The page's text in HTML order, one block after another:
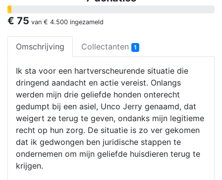
€ 75 van € 4.500 ingezameld
Omschrijving Collectanten 1
Ik sta voor een hartverscheurende situatie die
dringend aandacht en actie vereist. Onlangs
werden mijn drie geliefde honden onterecht
gedumpt bij een asiel, Unco Jerry genaamd, dat
weigert ze terug te geven, ondanks mijn legitieme
recht op hun zorg. De situatie is zo ver gekomen
dat ik gedwongen ben juridische stappen te
ondernemen om mijn geliefde huisdieren terug te
krijgen.